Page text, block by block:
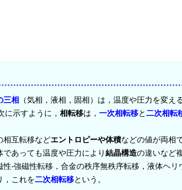
三相 （気相，液相，固相）は，温度や圧力を変え
に示すように， 相転移は， 一次相転移と二次相転
相互転移などエントロピーや体積などの値が両相
あっても温度や圧力により 結晶構造の違いなど
-強磁性転移，合金の秩序無秩序転移，液体ヘ
，これを二次相転移という。